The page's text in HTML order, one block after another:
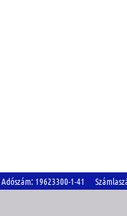
Adószám: 19623300-1-41